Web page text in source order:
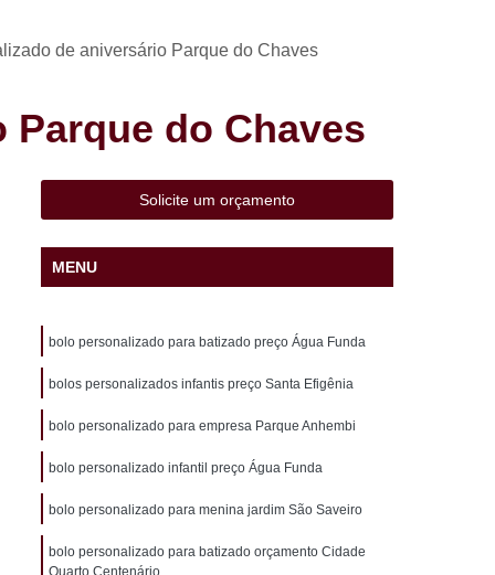
Perto de Mim Heliópolis
Frito Vila Liviero
Entrega São Caetano
Cento de Salgados Assados Heliópolis
Fritos Heliópolis
para Festa São João Climaco
Cento de Salgados Vegetarianos Pq Bristol
Pq Bristol
Coxinha de Festa
Coxinha de Frango Festa
Infantil
Coxinha de Galinha Festa
Coxinha Festa de 20 Pessoas
Frango Festa
Coxinha para Festa
de aniversário Parque do Chaves
do Chaves
Solicite um orçamento
MENU
bolo personalizado para batizado preço Água Funda
bolos personalizados infantis preço Santa Efigênia
bolo personalizado para empresa Parque Anhembi
bolo personalizado infantil preço Água Funda
bolo personalizado para menina jardim São Saveiro
bolo personalizado para batizado orçamento Cidade
Quarto Centenário